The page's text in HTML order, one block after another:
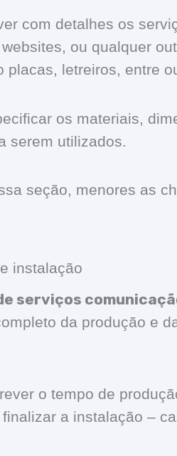
com detalhes os
ou qualquer
letreiros, entre
os materiais,
serem utilizados.
seção, menores as
instalação
serviços
da produção e
o tempo de
a instalação –